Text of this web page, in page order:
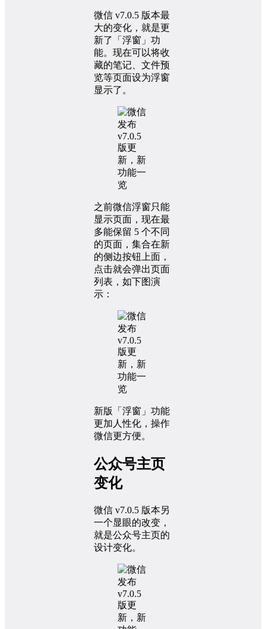
微信 v7.0.5 版本最
大的变化，就是更
新了「浮窗」功
能。现在可以将收
藏的笔记、文件预
览等页面设为浮窗
显示了。
之前微信浮窗只能
显示页面，现在最
多能保留 5 个不同
的页面，集合在新
的侧边按钮上面，
点击就会弹出页面
列表，如下图演
示：
新版「浮窗」功能
更加人性化，操作
微信更方便。
公众号主页
变化
微信 v7.0.5 版本另
一个显眼的改变，
就是公众号主页的
设计变化。